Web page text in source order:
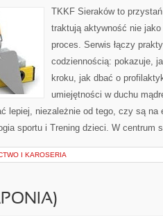
TKKF Sieraków to
traktują aktywność nie
proces. Serwis łączy
codziennością: pokazuje,
kroku, jak dbać o
umiejętności w duchu
lepiej, niezależnie od tego, czy są na
sportu i Trening dzieci. W centrum
I KAROSERIA